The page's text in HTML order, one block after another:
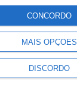
MAIS OPÇÕES
DISCORDO
CONCORDO